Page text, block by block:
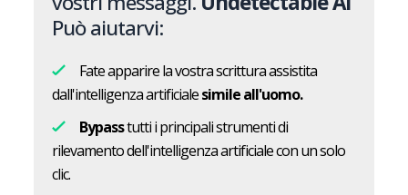
Può aiutarvi:
Fate apparire la vostra scrittura assistita
dall'intelligenza artificialesimile all'uomo.
Bypasstutti i principali strumenti di
rilevamento dell'intelligenza artificiale con un solo
clic.